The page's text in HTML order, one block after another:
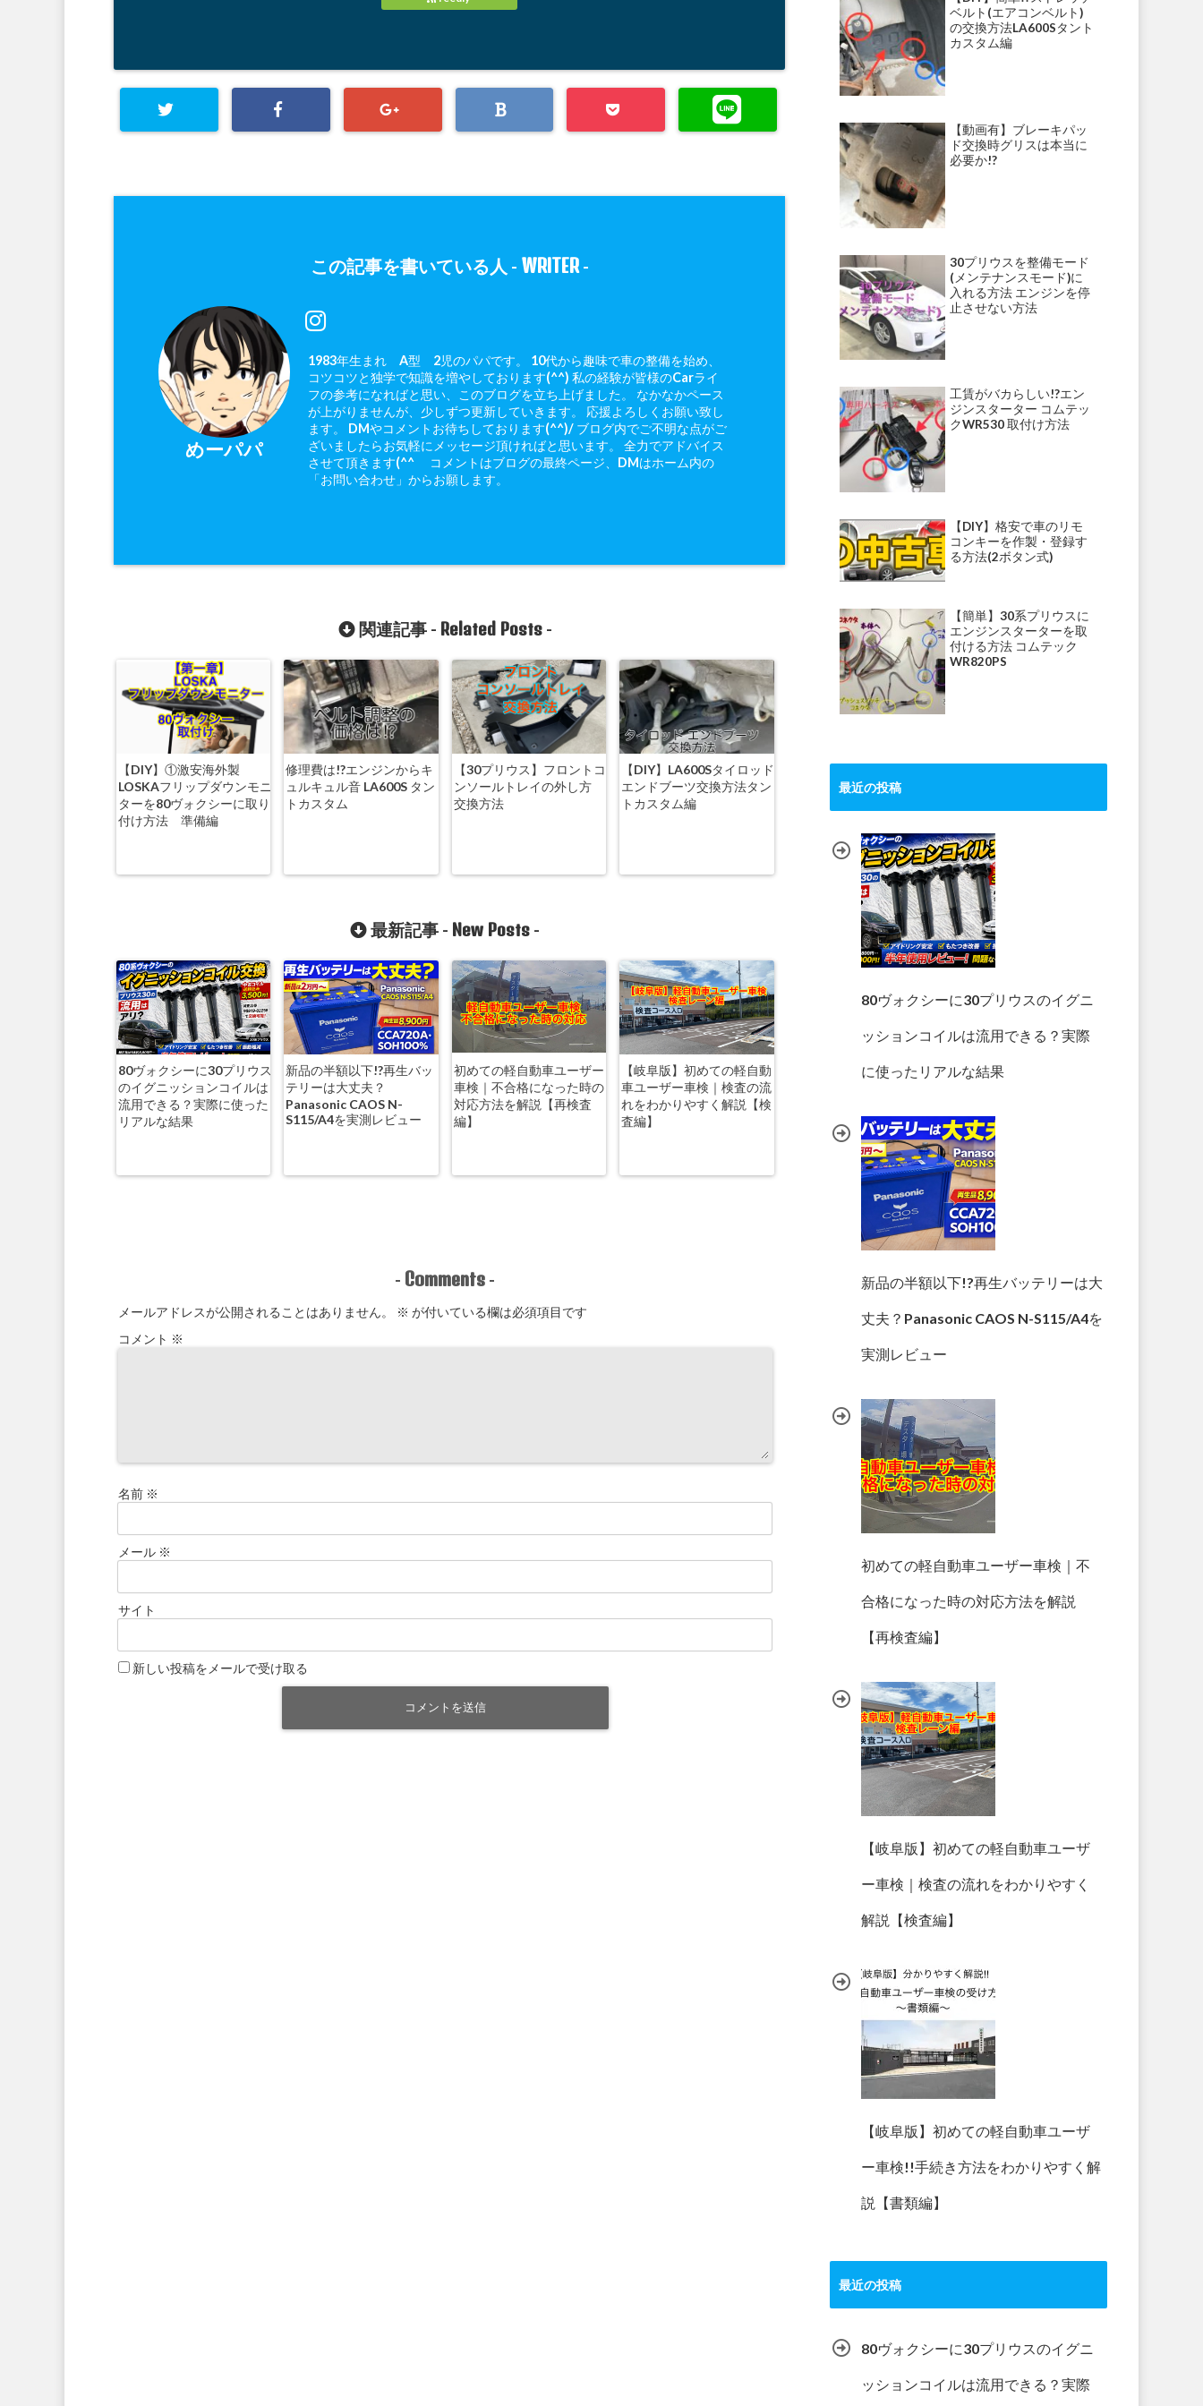
この記事を書いている人 - WRITER-
めーパパ
1983年生まれ A型 2児のパパです。 10代から趣味で車の整備を始め、
コツコツと独学で知識を増やしております(^^) 私の経験が皆様のCarライ
フの参考になればと思い、このブログを立ち上げました。 なかなかペース
が上がりませんが、少しずつ更新していきます。 応援よろしくお願い致し
ます。 DMやコメントお待ちしております(^^)/ ブログ内でご不明な点がご
ざいましたらお気軽にメッセージ頂ければと思います。 全力でアドバイス
させて頂きます(^^ゞ コメントはブログの最終ページ、DMはホーム内の
「お問い合わせ」からお願します。
関連記事 - Related Posts-
【DIY】①激安海外製
LOSKAフリップダウンモニ
ターを80ヴォクシーに取り
付け方法 準備編
修理費は!?エンジンからキ
ュルキュル音 LA600S タン
トカスタム
【30プリウス】フロントコ
ンソールトレイの外し方
交換方法
【DIY】LA600Sタイロッド
エンドブーツ交換方法タン
トカスタム編
最新記事 - New Posts -
80ヴォクシーに30プリウス
のイグニッションコイルは
流用できる？実際に使った
リアルな結果
新品の半額以下!?再生バッ
テリーは大丈夫？
Panasonic CAOS N-
S115/A4を実測レビュー
初めての軽自動車ユーザー
車検｜不合格になった時の
対応方法を解説【再検査
編】
【岐阜版】初めての軽自動
車ユーザー車検｜検査の流
れをわかりやすく解説【検
査編】
- Comments -
メールアドレスが公開されることはありません。 ※ が付いている欄は必須項目です
コメント ※
名前 ※
メール ※
サイト
新しい投稿をメールで受け取る
ベルト(エアコンベルト)
の交換方法LA600Sタント
カスタム編
【動画有】ブレーキパッ
ド交換時グリスは本当に
必要か!?
30プリウスを整備モード
(メンテナンスモード)に
入れる方法 エンジンを停
止させない方法
工賃がバカらしい!?エン
ジンスターター コムテッ
クWR530 取付け方法
【DIY】格安で車のリモ
コンキーを作製・登録す
る方法(2ボタン式)
【簡単】30系プリウスに
エンジンスターターを取
付ける方法 コムテック
WR820PS
最近の投稿
80ヴォクシーに30プリウスのイグニ
ッションコイルは流用できる？実際
に使ったリアルな結果
新品の半額以下!?再生バッテリーは大
丈夫？Panasonic CAOS N-S115/A4を
実測レビュー
初めての軽自動車ユーザー車検｜不
合格になった時の対応方法を解説
【再検査編】
【岐阜版】初めての軽自動車ユーザ
ー車検｜検査の流れをわかりやすく
解説【検査編】
【岐阜版】初めての軽自動車ユーザ
ー車検!!手続き方法をわかりやすく解
説【書類編】
最近の投稿
80ヴォクシーに30プリウスのイグニ
ッションコイルは流用できる？実際